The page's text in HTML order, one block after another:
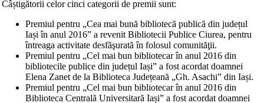
Câștigătorii celor cinci categorii de premii sunt:
Premiul pentru „Cea mai bună bibliotecă publică din județul
Iași în anul 2016” a revenit Bibliotecii Publice Ciurea, pentru
întreaga activitate desfăşurată în folosul comunităţii.
Premiul pentru „Cel mai bun bibliotecar în anul 2016 din
bibliotecile publice din județul Iași” a fost acordat doamnei
Elena Zanet de la Biblioteca Județeană „Gh. Asachi” din Iași.
Premiul pentru „Cel mai bun bibliotecar în anul 2016 din
Biblioteca Centrală Universitară Iași” a fost acordat doamnei